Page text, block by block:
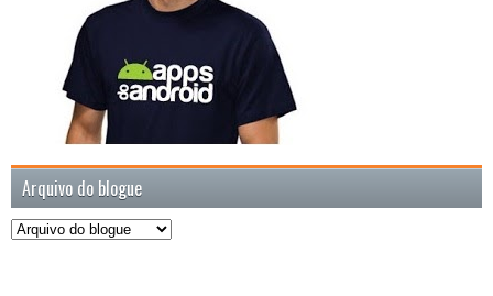
Arquivo do blogue